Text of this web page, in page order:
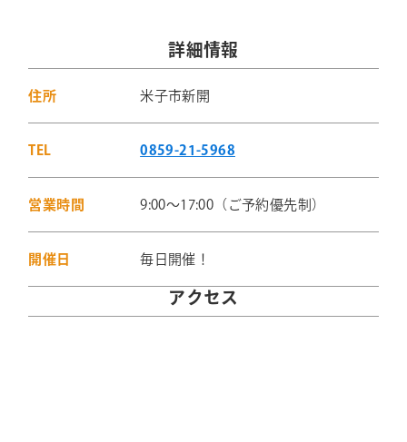
詳細情報
住所 米子市新開
TEL 0859-21-5968
営業時間 9:00～17:00（ご予約優先制）
開催日 毎日開催！
アクセス